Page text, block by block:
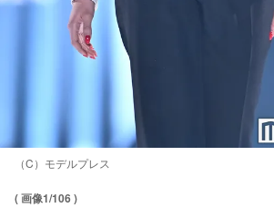
（C）モデルプレス
( 画像1/106 )